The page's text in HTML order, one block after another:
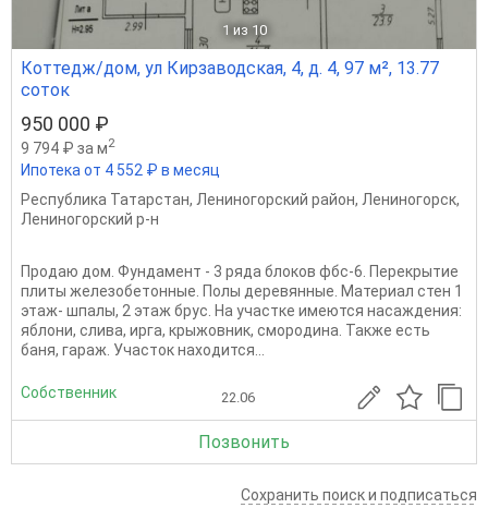
1 из 10
Коттедж/дом, ул Кирзаводская, 4, д. 4, 97 м², 13.77
соток
950 000 ₽
9 794 ₽ за м2
Ипотека от 4 552 ₽ в месяц
Республика Татарстан, Лениногорский район, Лениногорск,
Лениногорский р-н
Продаю дом. Фундамент - 3 ряда блоков фбс-6. Перекрытие
плиты железобетонные. Полы деревянные. Материал стен 1
этаж- шпалы, 2 этаж брус. На участке имеются насаждения:
яблони, слива, ирга, крыжовник, смородина. Также есть
баня, гараж. Участок находится...
Собственник 22.06
Позвонить
Сохранить поиск и подписаться